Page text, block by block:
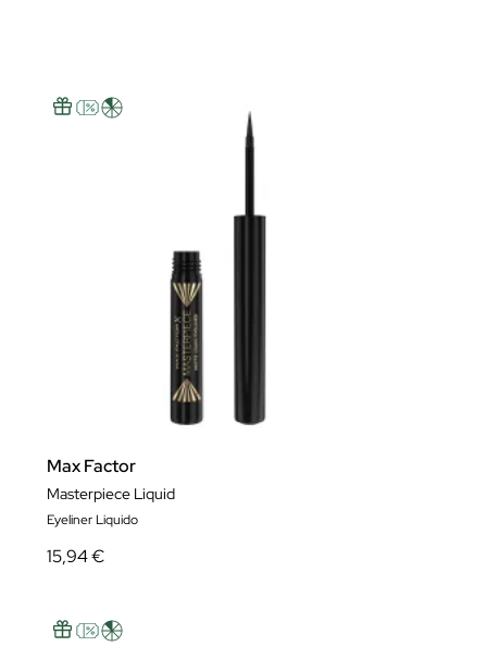
Max Factor
Masterpiece Liquid
Eyeliner Liquido
15,94 €